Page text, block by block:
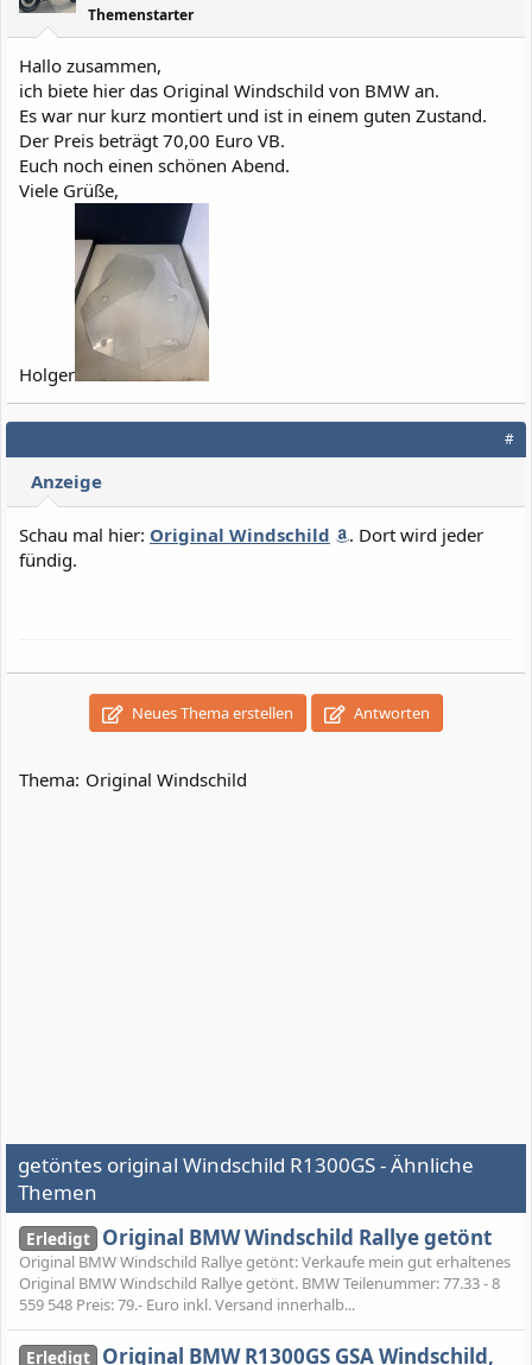
Themenstarter
Hallo zusammen,
ich biete hier das Original Windschild von BMW an.
Es war nur kurz montiert und ist in einem guten Zustand.
Der Preis beträgt 70,00 Euro VB.
Euch noch einen schönen Abend.
Viele Grüße,
Holger
#
Anzeige
Schau mal hier: Original Windschild
. Dort wird jeder
fündig.
Neues Thema erstellen Antworten
Thema: Original Windschild
getöntes original Windschild R1300GS - Ähnliche
Themen
Erledigt Original BMW Windschild Rallye getönt
Original BMW Windschild Rallye getönt: Verkaufe mein gut erhaltenes
Original BMW Windschild Rallye getönt. BMW Teilenummer: 77.33 - 8
559 548 Preis: 79.- Euro inkl. Versand innerhalb...
Erledigt Original BMW R1300GS GSA Windschild,